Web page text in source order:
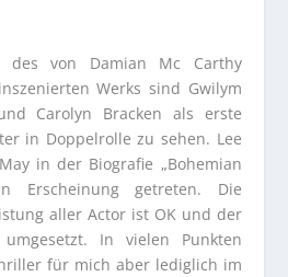
des von Damian Mc Carthy
Werks sind Gwilym
Carolyn Bracken als erste
in Doppelrolle zu sehen. Lee
in der Biografie „Bohemian
Erscheinung getreten. Die
aller Actor ist OK und der
In vielen Punkten
für mich aber lediglich im